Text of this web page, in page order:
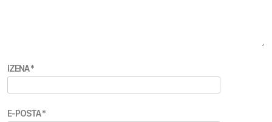
IZENA*
E-POSTA*